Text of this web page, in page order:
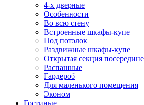
4-х дверные
Особенности
Во всю стену
Встроенные шкафы-купе
Под потолок
Раздвижные шкафы-купе
Открытая секция посередине
Распашные
Гардероб
Для маленького помещения
Эконом
Гостиные